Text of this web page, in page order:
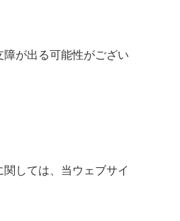
が出る可能性がござい
しては、当ウェブサイ